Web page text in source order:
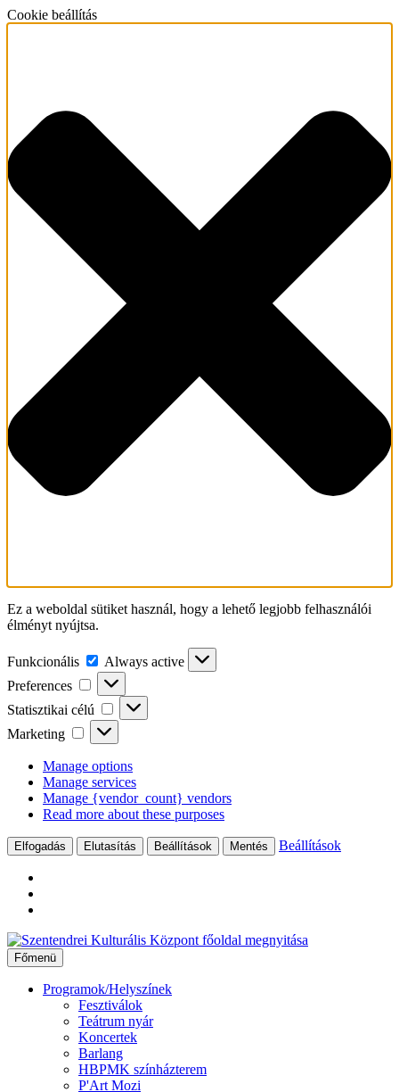
Cookie beállítás
Ez a weboldal sütiket használ, hogy a lehető legjobb felhasználói
élményt nyújtsa.
Funkcionális Funkcionális
Always active
Preferences
Preferences
Statisztikai célú
Statisztikai
célú
Marketing
Marketing
Manage options
Manage services
Manage {vendor_count} vendors
Read more about these purposes
Elfogadás Elutasítás Beállítások Mentés Beállítások
Ugrás
a
tartalomhoz
Főmenü
Programok/Helyszínek
Fesztiválok
Teátrum nyár
Koncertek
Barlang
HBPMK színházterem
P'Art Mozi